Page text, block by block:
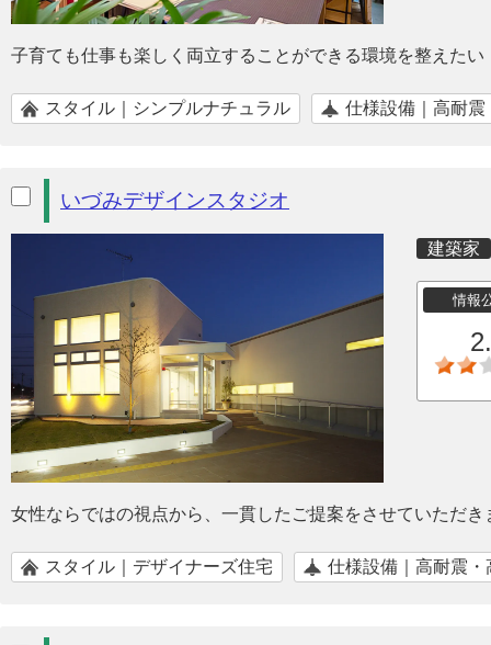
子育ても仕事も楽しく両立することができる環境を整えたい
スタイル｜シンプルナチュラル 仕様設備｜高耐震
いづみデザインスタジオ
建築家
情報
女性ならではの視点から、一貫したご提案をさせていただき
スタイル｜デザイナーズ住宅 仕様設備｜高耐震・